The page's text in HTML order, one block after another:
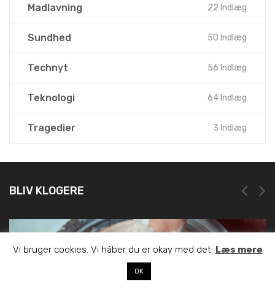
Kendte 4 Indlæg
Madlavning 22 Indlæg
Sundhed 50 Indlæg
Technyt 56 Indlæg
Teknologi 64 Indlæg
BLIV KLOGERE
NEM OG HURTIG REGISTRERING HOS LEI REGISTER
Vi bruger cookies. Vi håber du er okay med det. Læs mere
OK